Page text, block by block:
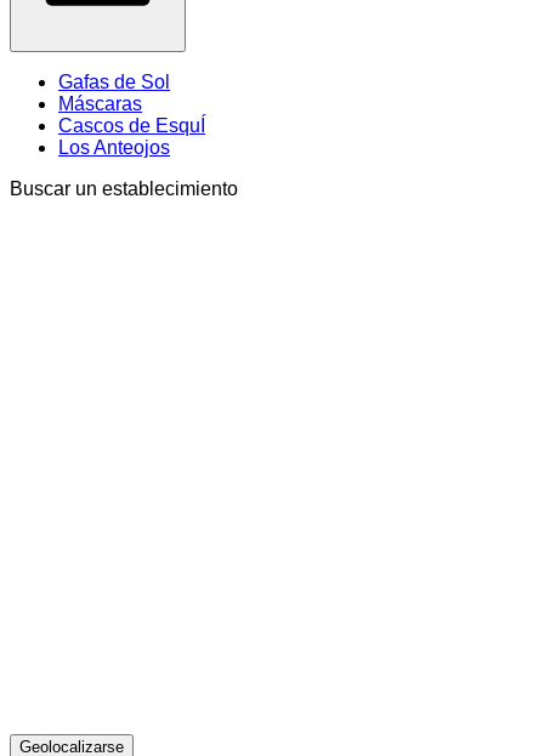
Gafas de Sol
Máscaras
Cascos de EsquÍ
Los Anteojos
Buscar un establecimiento
Geolocalizarse